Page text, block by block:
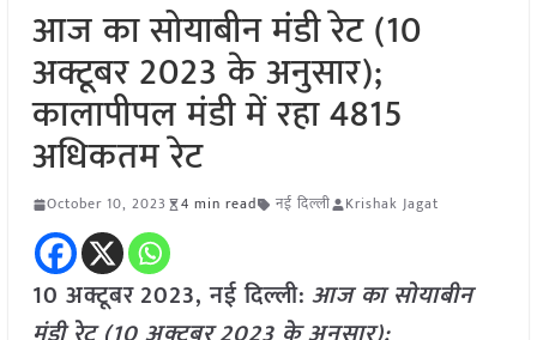
आज का सोयाबीन मंडी रेट (10
अक्टूबर 2023 के अनुसार);
कालापीपल मंडी में रहा 4815
अधिकतम रेट
October 10, 2023 4 min read नई दिल्ली Krishak Jagat
10 अक्टूबर2023, नई दिल्ली: आज का सोयाबीन